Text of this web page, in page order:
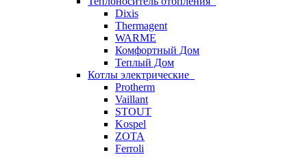
Dixis
Thermagent
WARME
Комфортный Дом
Теплый Дом
Котлы электрические
Protherm
Vaillant
STOUT
Kospel
ZOTA
Ferroli